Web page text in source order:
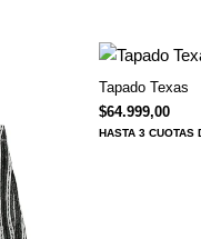
Tapado Texas
$64.999,00
HASTA 3 CUOTAS